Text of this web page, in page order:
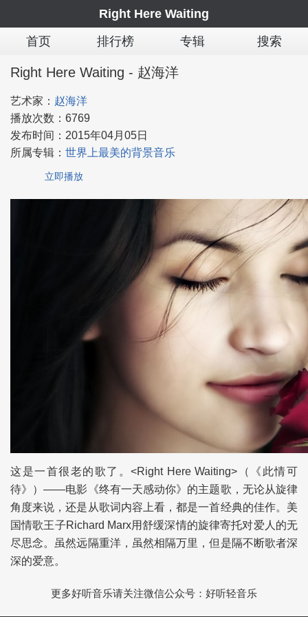
Right Here Waiting
首页 排行榜 专辑 搜索
Right Here Waiting - 赵海洋
艺术家： 赵海洋
播放次数： 6769
发布时间： 2015年04月05日
所属专辑： 世界上最美的背景音乐
立即播放
这是一首很老的歌了。<Right Here Waiting>（《此情可
待》）——电影《终有一天感动你》的主题歌，无论从旋律
角度来说，还是从歌词内容上看，都是一首经典的佳作。美
国情歌王子Richard Marx用舒缓深情的旋律寄托对爱人的无
尽思念。虽然远隔重洋，虽然相隔万里，但是隔不断歌者深
深的爱意。
更多好听音乐请关注微信公众号：好听轻音乐